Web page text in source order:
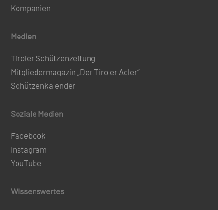
Kompanien
Medien
Tiroler Schützenzeitung
Mitgliedermagazin „Der Tiroler Adler“
Schützenkalender
Soziale Medien
Facebook
Instagram
YouTube
Wissenswertes